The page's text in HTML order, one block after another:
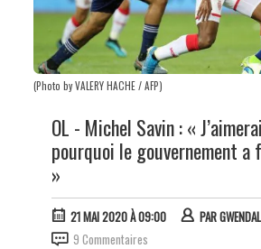
(Photo by VALERY HACHE / AFP)
OL - Michel Savin : «
pourquoi le gouvernement a
»
21 MAI 2020 À 09:00 PAR
9 Commentaires